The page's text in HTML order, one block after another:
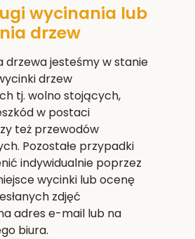
wycinania lub
drzew
drzewa jesteśmy w stanie
drzew
tj. wolno stojących,
w postaci
też przewodów
Pozostałe przypadki
indywidualnie poprzez
wycinki lub ocenę
zdjęć
adres e-mail lub na
biura.